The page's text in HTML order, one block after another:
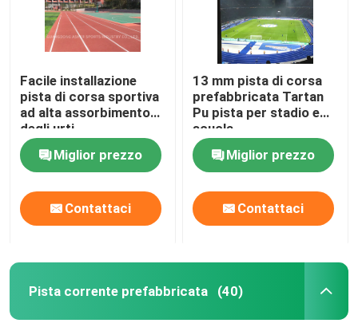
Facile installazione
pista di corsa sportiva
ad alta assorbimento
degli urti
Miglior prezzo
Contattaci
13 mm pista di corsa
prefabbricata Tartan
Pu pista per stadio e
scuola
Miglior prezzo
Contattaci
Pista corrente prefabbricata (40)